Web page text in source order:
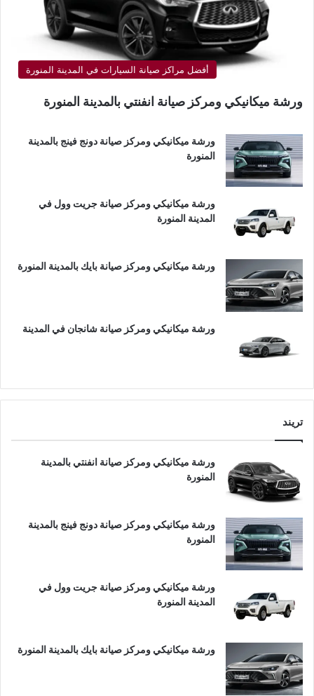
أفضل مراكز صيانة السيارات في المدينة المنورة
ورشة ميكانيكي ومركز صيانة انفنتي بالمدينة المنورة
ورشة ميكانيكي ومركز صيانة دونج فينج بالمدينة
المنورة
ورشة ميكانيكي ومركز صيانة جريت وول في
المدينة المنورة
ورشة ميكانيكي ومركز صيانة بايك بالمدينة المنورة
ورشة ميكانيكي ومركز صيانة شانجان في المدينة
تريند
ورشة ميكانيكي ومركز صيانة انفنتي بالمدينة
المنورة
ورشة ميكانيكي ومركز صيانة دونج فينج بالمدينة
المنورة
ورشة ميكانيكي ومركز صيانة جريت وول في
المدينة المنورة
ورشة ميكانيكي ومركز صيانة بايك بالمدينة المنورة